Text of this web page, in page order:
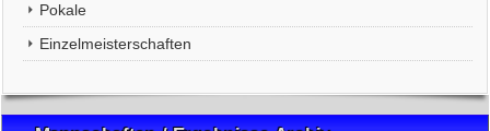
Pokale
Einzelmeisterschaften